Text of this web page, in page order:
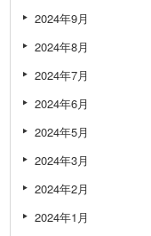
2024年9月
2024年8月
2024年7月
2024年6月
2024年5月
2024年3月
2024年2月
2024年1月